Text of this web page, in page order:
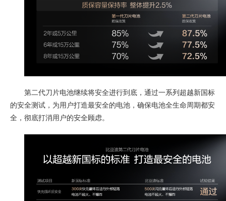
第二代刀片电池继续将安全进行到底，通过一系列超越新国标
的安全测试，为用户打造最安全的电池，确保电池全生命周期都安
全，彻底打消用户的安全顾虑。